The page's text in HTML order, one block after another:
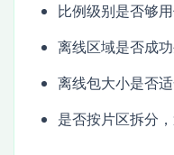
比例级别是否够用
离线区域是否成功
离线包大小是否适
是否按片区拆分